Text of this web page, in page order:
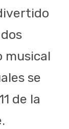
musical
se
de la